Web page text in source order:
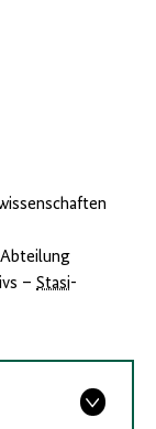
– Stasi-